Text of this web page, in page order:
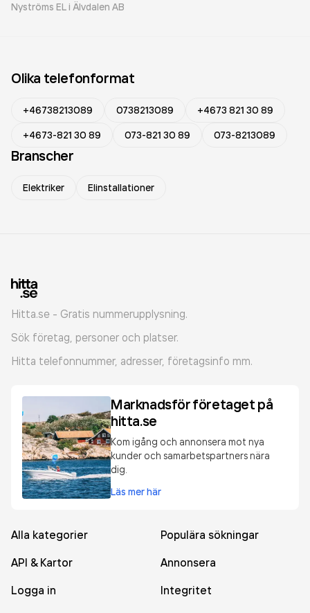
Nyströms EL i Älvdalen AB
Olika telefonformat
+46738213089 0738213089
+4673 821 30 89
+4673-821 30 89
073-821 30 89 073-8213089
Branscher
Elektriker Elinstallationer
Hitta.se - Gratis nummerupplysning.
Sök företag, personer och platser.
Hitta telefonnummer, adresser, företagsinfo mm.
Marknadsför företaget på
hitta.se
Kom igång och annonsera mot nya
kunder och samarbetspartners nära
dig.
Läs mer här
Alla kategorier
Populära sökningar
API & Kartor
Annonsera
Logga in
Integritet